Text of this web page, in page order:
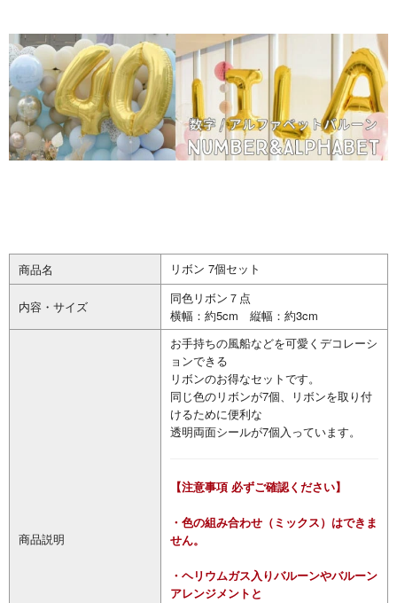
商品名 リボン 7個セット
内容・サイズ
同色リボン７点
横幅：約5cm 縦幅：約3cm
商品説明
お手持ちの風船などを可愛くデコレーシ
ョンできる
リボンのお得なセットです。
同じ色のリボンが7個、リボンを取り付
けるために便利な
透明両面シールが7個入っています。
【注意事項 必ずご確認ください】
・色の組み合わせ（ミックス）はできま
せん。
・ヘリウムガス入りバルーンやバルーン
アレンジメントと